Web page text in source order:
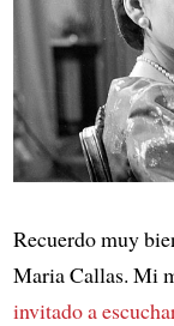
Recuerdo muy
Maria Callas. Mi
invitado a